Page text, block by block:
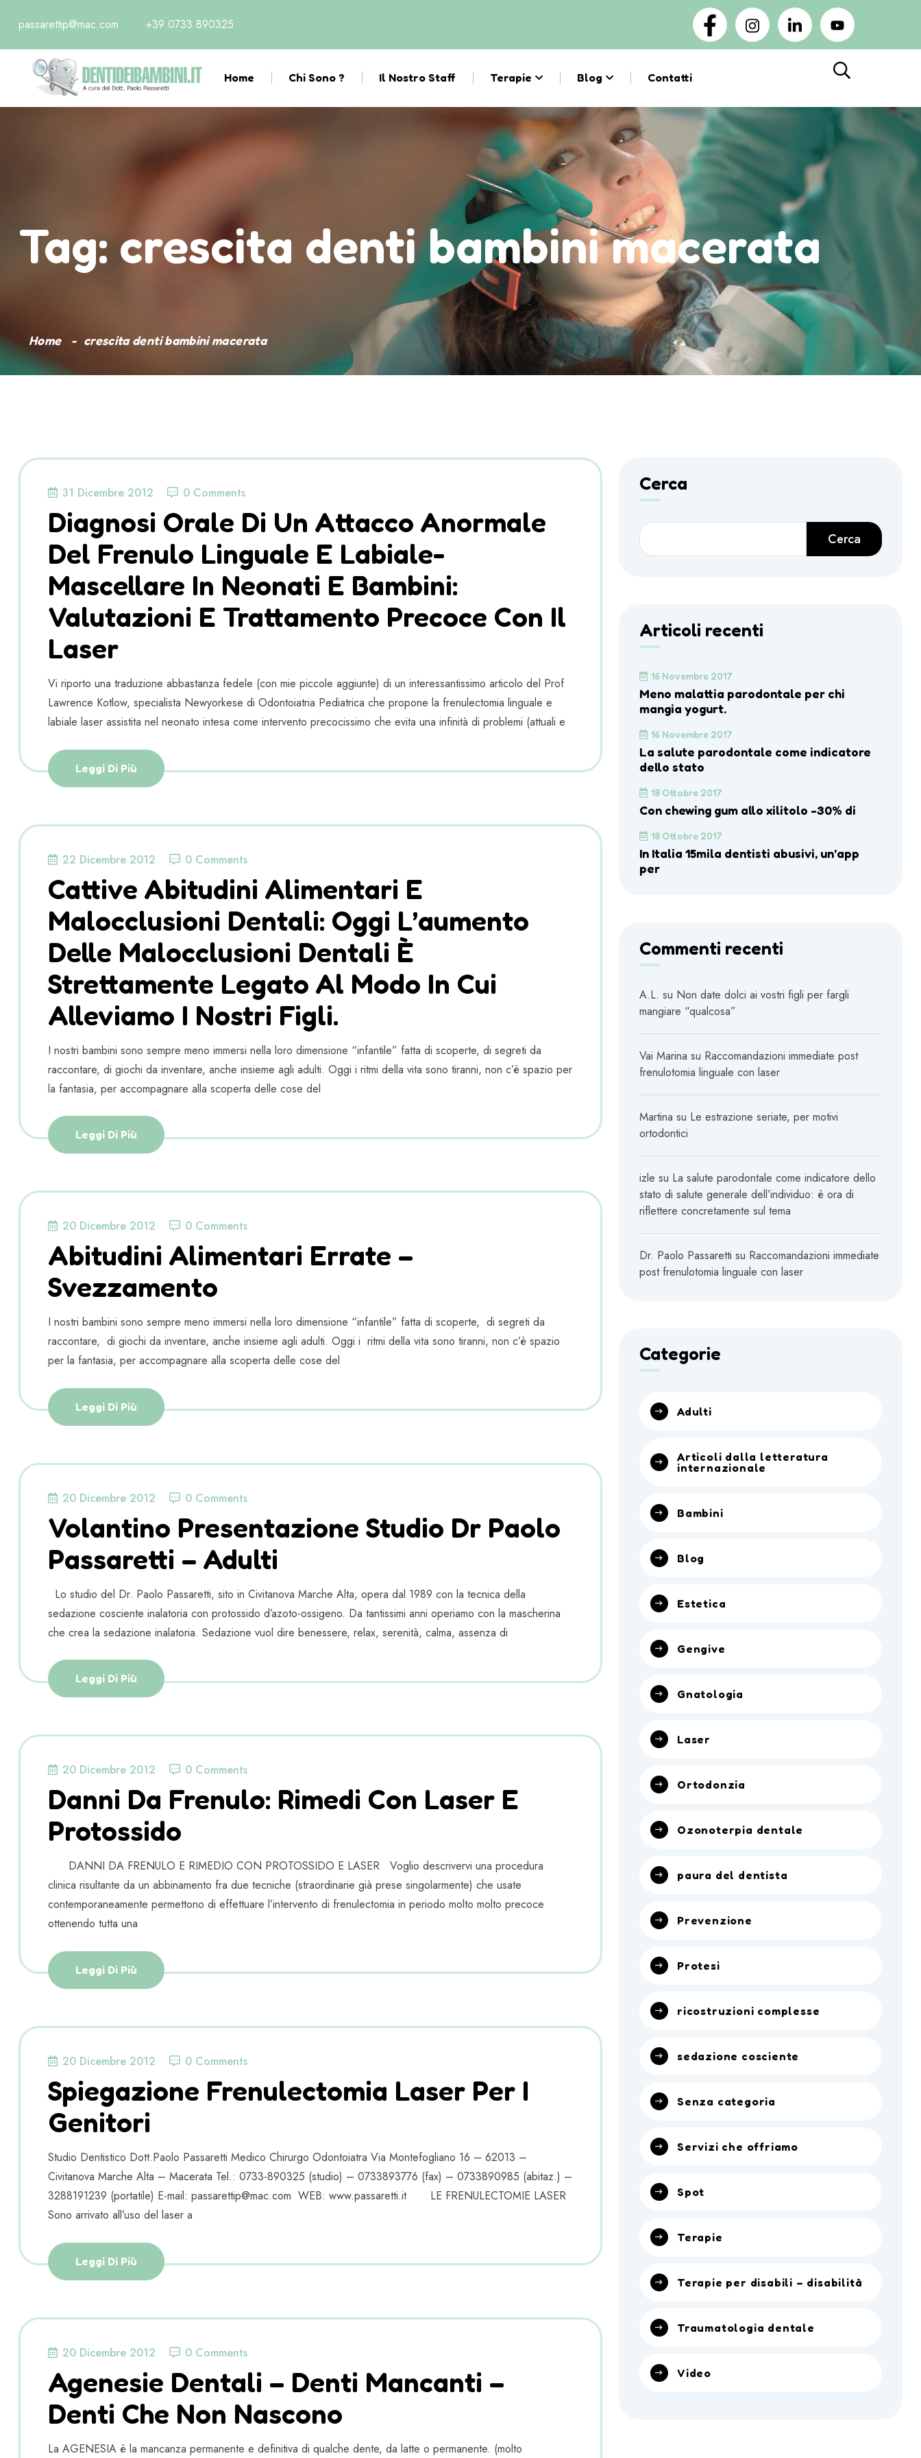
passarettip@mac.com +39 0733 890325
Home Chi Sono ? Il Nostro Staff Terapie Blog Contatti
Tag:crescita denti bambini macerata
Home crescita denti bambini macerata
31 Dicembre 2012 0 Comments
Diagnosi Orale Di Un Attacco Anormale
Del Frenulo Linguale E Labiale-
Mascellare In Neonati E Bambini:
Valutazioni E Trattamento Precoce Con Il
Laser
Vi riporto una traduzione abbastanza fedele (con mie piccole aggiunte) di un interessantissimo articolo del Prof
Lawrence Kotlow, specialista Newyorkese di Odontoiatria Pediatrica che propone la frenulectomia linguale e
labiale laser assistita nel neonato intesa come intervento precocissimo che evita una infinità di problemi (attuali e
Leggi Di Più
22 Dicembre 2012 0 Comments
Cattive Abitudini Alimentari E
Malocclusioni Dentali: Oggi L’aumento
Delle Malocclusioni Dentali È
Strettamente Legato Al Modo In Cui
Alleviamo I Nostri Figli.
I nostri bambini sono sempre meno immersi nella loro dimensione “infantile” fatta di scoperte, di segreti da
raccontare, di giochi da inventare, anche insieme agli adulti. Oggi i ritmi della vita sono tiranni, non c’è spazio per
la fantasia, per accompagnare alla scoperta delle cose del
Leggi Di Più
20 Dicembre 2012 0 Comments
Abitudini Alimentari Errate –
Svezzamento
I nostri bambini sono sempre meno immersi nella loro dimensione “infantile” fatta di scoperte, di segreti da
raccontare, di giochi da inventare, anche insieme agli adulti. Oggi i ritmi della vita sono tiranni, non c’è spazio
per la fantasia, per accompagnare alla scoperta delle cose del
Leggi Di Più
20 Dicembre 2012 0 Comments
Volantino Presentazione Studio Dr Paolo
Passaretti – Adulti
Lo studio del Dr. Paolo Passaretti, sito in Civitanova Marche Alta, opera dal 1989 con la tecnica della
sedazione cosciente inalatoria con protossido d’azoto-ossigeno. Da tantissimi anni operiamo con la mascherina
che crea la sedazione inalatoria. Sedazione vuol dire benessere, relax, serenità, calma, assenza di
Leggi Di Più
20 Dicembre 2012 0 Comments
Danni Da Frenulo: Rimedi Con Laser E
Protossido
DANNI DA FRENULO E RIMEDIO CON PROTOSSIDO E LASER Voglio descrivervi una procedura
clinica risultante da un abbinamento fra due tecniche (straordinarie già prese singolarmente) che usate
contemporaneamente permettono di effettuare l’intervento di frenulectomia in periodo molto molto precoce
ottenendo tutta una
Leggi Di Più
20 Dicembre 2012 0 Comments
Spiegazione Frenulectomia Laser Per I
Genitori
Studio Dentistico Dott.Paolo Passaretti Medico Chirurgo Odontoiatra Via Montefogliano 16 – 62013 –
Civitanova Marche Alta – Macerata Tel.: 0733-890325 (studio) – 0733893776 (fax) – 0733890985 (abitaz.) –
3288191239 (portatile) E-mail: passarettip@mac.com WEB: www.passaretti.it LE FRENULECTOMIE LASER
Sono arrivato all’uso del laser a
Leggi Di Più
20 Dicembre 2012 0 Comments
Agenesie Dentali – Denti Mancanti –
Denti Che Non Nascono
La AGENESIA è la mancanza permanente e definitiva di qualche dente, da latte o permanente. (molto
Cerca
Cerca
Articoli recenti
16 Novembre 2017
Meno malattia parodontale per chi
mangia yogurt.
16 Novembre 2017
La salute parodontale come indicatore
dello stato
18 Ottobre 2017
Con chewing gum allo xilitolo -30% di
18 Ottobre 2017
In Italia 15mila dentisti abusivi, un’app
per
Commenti recenti
A.L. su Non date dolci ai vostri figli per fargli
mangiare “qualcosa”
Vai Marina su Raccomandazioni immediate post
frenulotomia linguale con laser
Martina su Le estrazione seriate, per motivi
ortodontici
izle su La salute parodontale come indicatore dello
stato di salute generale dell’individuo: è ora di
riflettere concretamente sul tema
Dr. Paolo Passaretti su Raccomandazioni immediate
post frenulotomia linguale con laser
Categorie
Adulti
Articoli dalla letteratura
internazionale
Bambini
Blog
Estetica
Gengive
Gnatologia
Laser
Ortodonzia
Ozonoterpia dentale
paura del dentista
Prevenzione
Protesi
ricostruzioni complesse
sedazione cosciente
Senza categoria
Servizi che offriamo
Spot
Terapie
Terapie per disabili – disabilità
Traumatologia dentale
Video